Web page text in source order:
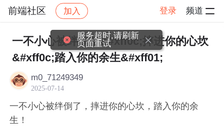
前端社区 加入 登录 频道
社区 前端社区 感慨 帖子详情
一不小心被绊倒了&#xff0c;摔进你的心坎
&#xff0c;踏入你的余生&#xff01;
m0_71249349
2025-07-14
一不小心被绊倒了，摔进你的心坎，踏入你的余
生！
服务超时,请刷新
页面重试